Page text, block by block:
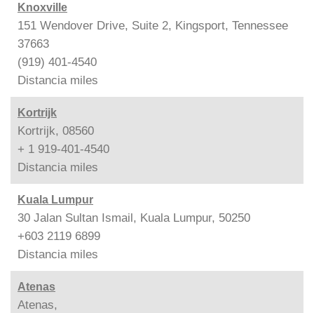
Knoxville
151 Wendover Drive, Suite 2, Kingsport, Tennessee
37663
(919) 401-4540
Distancia miles
Kortrijk
Kortrijk, 08560
+ 1 919-401-4540
Distancia miles
Kuala Lumpur
30 Jalan Sultan Ismail, Kuala Lumpur, 50250
+603 2119 6899
Distancia miles
Atenas
Atenas,